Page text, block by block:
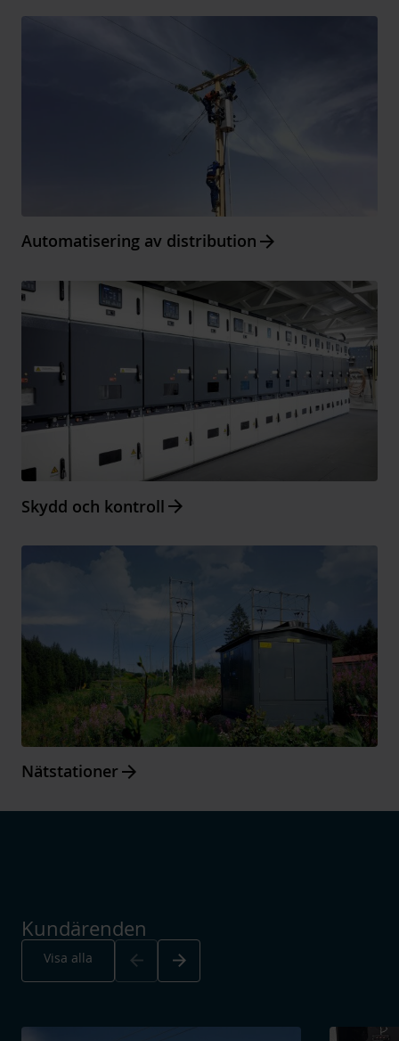
Automatisering av distribution Arrow_forward
Skydd och kontroll Arrow_forward
Nätstationer Arrow_forward
Kundärenden
Visa alla Arrow_back Arrow_forward